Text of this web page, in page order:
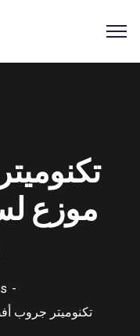
موزع
تكنوميتر جروب